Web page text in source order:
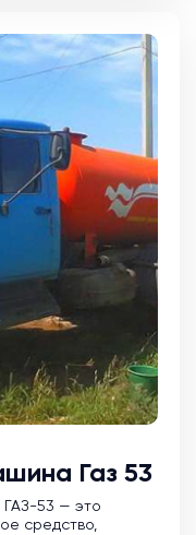
Газ 53
ГАЗ-53 — это
средство,